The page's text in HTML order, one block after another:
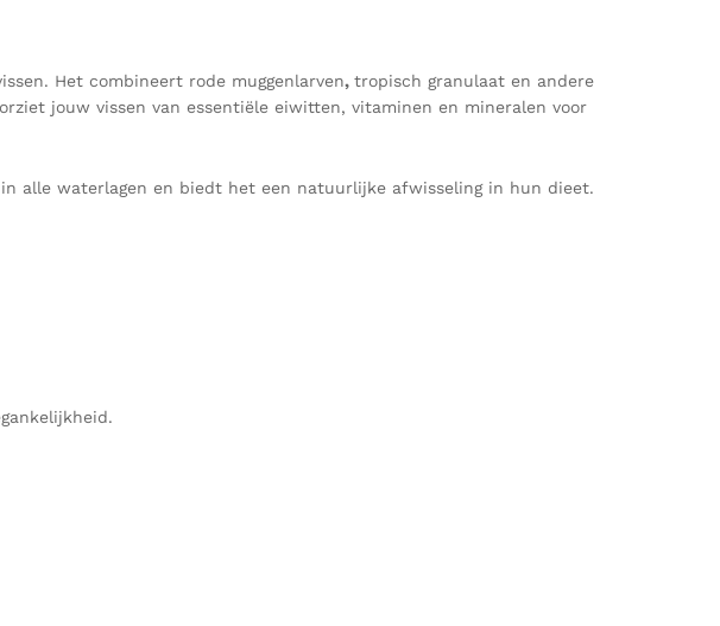
Het combineert rode muggenlarven, tropisch granulaat en andere
jouw vissen van essentiële eiwitten, vitaminen en mineralen voor
alle waterlagen en biedt het een natuurlijke afwisseling in hun dieet.